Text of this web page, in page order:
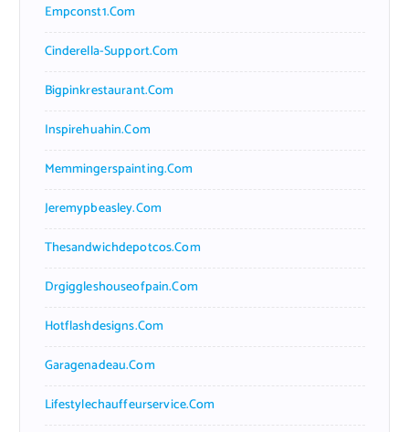
Empconst1.com
Cinderella-Support.com
Bigpinkrestaurant.com
Inspirehuahin.com
Memmingerspainting.com
Jeremypbeasley.com
Thesandwichdepotcos.com
Drgiggleshouseofpain.com
Hotflashdesigns.com
Garagenadeau.com
Lifestylechauffeurservice.com